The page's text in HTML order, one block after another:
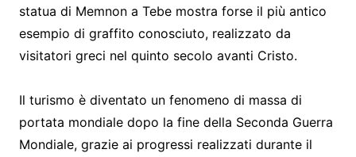
statua di Memnon a Tebe mostra forse il più antico
esempio di graffito conosciuto, realizzato da
visitatori greci nel quinto secolo avanti Cristo.
Il turismo è diventato un fenomeno di massa di
portata mondiale dopo la fine della Seconda Guerra
Mondiale, grazie ai progressi realizzati durante il